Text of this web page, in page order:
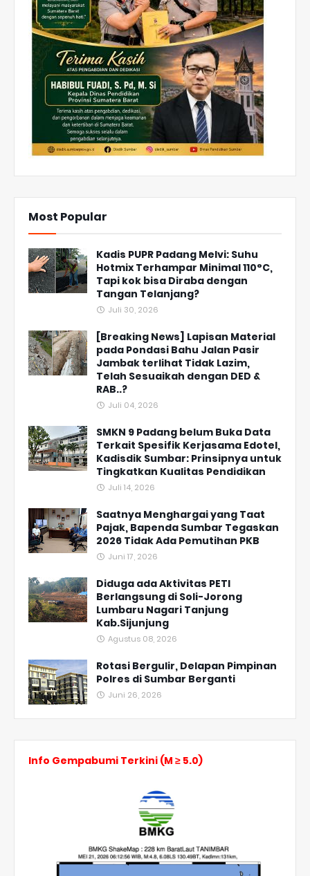
Most Popular
Kadis PUPR Padang Melvi: Suhu
Hotmix Terhampar Minimal 110°C,
Tapi kok bisa Diraba dengan
Tangan Telanjang?
Juli 30, 2026
[Breaking News] Lapisan Material
pada Pondasi Bahu Jalan Pasir
Jambak terlihat Tidak Lazim,
Telah Sesuaikah dengan DED &
RAB..?
Juli 04, 2026
SMKN 9 Padang belum Buka Data
Terkait Spesifik Kerjasama Edotel,
Kadisdik Sumbar: Prinsipnya untuk
Tingkatkan Kualitas Pendidikan
Juli 14, 2026
Saatnya Menghargai yang Taat
Pajak, Bapenda Sumbar Tegaskan
2026 Tidak Ada Pemutihan PKB
Juni 17, 2026
Diduga ada Aktivitas PETI
Berlangsung di Soli-Jorong
Lumbaru Nagari Tanjung
Kab.Sijunjung
Agustus 08, 2026
Rotasi Bergulir, Delapan Pimpinan
Polres di Sumbar Berganti
Juni 26, 2026
Info Gempabumi Terkini (M ≥ 5.0)